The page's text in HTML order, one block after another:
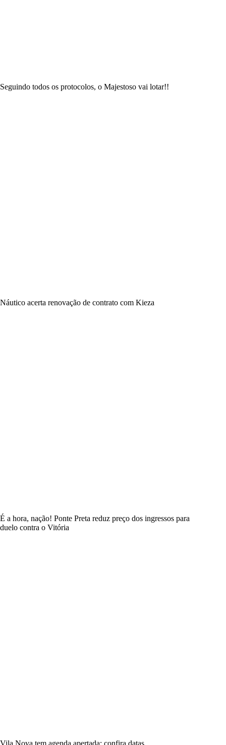
Seguindo todos os protocolos, o Majestoso vai lotar!!
Náutico acerta renovação de contrato com Kieza
É a hora, nação! Ponte Preta reduz preço dos ingressos para
duelo contra o Vitória
Vila Nova tem agenda apertada; confira datas